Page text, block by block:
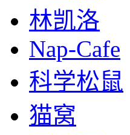
林凯洛
Nap-Cafe
科学松鼠
猫窝